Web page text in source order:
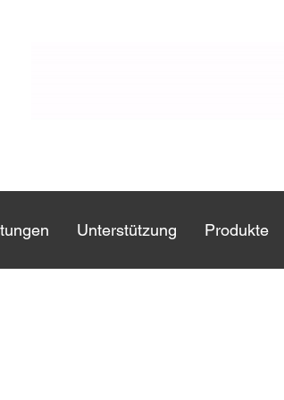
Unterstützung Produkte
Unterstützung Produkte